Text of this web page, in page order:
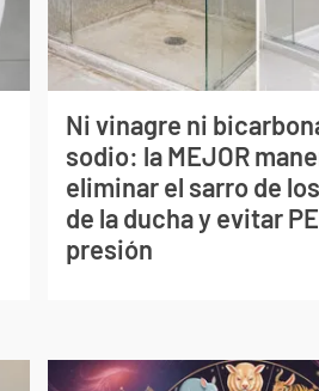
Ni vinagre ni
sodio: la MEJOR
eliminar el sarro de
de la ducha y evitar
presión